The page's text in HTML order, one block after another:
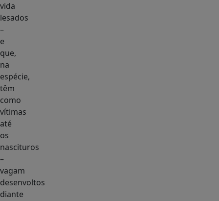
vida
lesados
–
e
que,
na
espécie,
têm
como
vítimas
até
os
nascituros
–
vagam
desenvoltos
diante